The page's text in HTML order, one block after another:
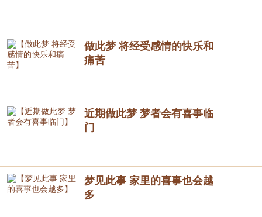
做此梦 将经受感情的快乐和
痛苦
近期做此梦 梦者会有喜事临
门
梦见此事 家里的喜事也会越
多